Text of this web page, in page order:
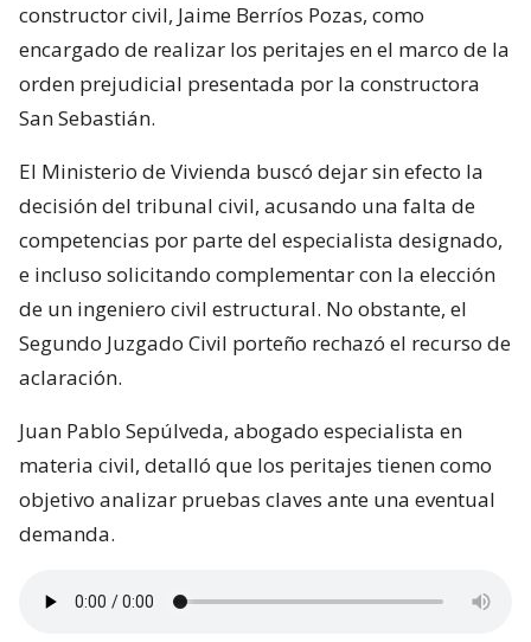
constructor civil, Jaime Berríos Pozas, como
encargado de realizar los peritajes en el marco de la
orden prejudicial presentada por la constructora
San Sebastián.
El Ministerio de Vivienda buscó dejar sin efecto la
decisión del tribunal civil, acusando una falta de
competencias por parte del especialista designado,
e incluso solicitando complementar con la elección
de un ingeniero civil estructural. No obstante, el
Segundo Juzgado Civil porteño rechazó el recurso de
aclaración.
Juan Pablo Sepúlveda, abogado especialista en
materia civil, detalló que los peritajes tienen como
objetivo analizar pruebas claves ante una eventual
demanda.